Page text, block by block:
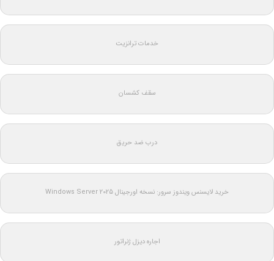
خدمات ترانزیت
سقف کشسان
درب ضد حریق
خرید لایسنس ویندوز سرور: نسخه اورجینال Windows Server 2025
اجاره دیزل ژنراتور